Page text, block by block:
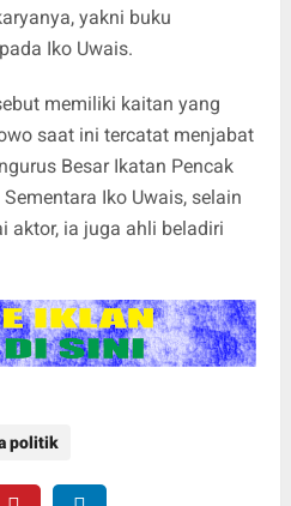
yakni buku
Iko Uwais.
memiliki kaitan yang
saat ini tercatat menjabat
Besar Ikatan Pencak
Iko Uwais, selain
aktor, ia juga ahli beladiri
politik